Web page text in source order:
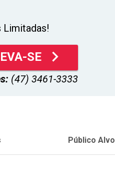
Limitadas!
SE keyboard_arrow_right
(47) 3461-3333
Público Alvo